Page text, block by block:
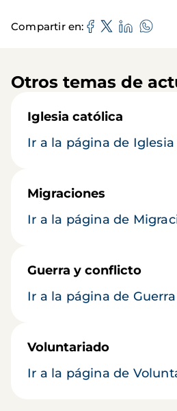
Compartir en
Otros temas de
Iglesia católica
Ir a la página de
Migraciones
Ir a la página de
Guerra y conflicto
Ir a la página de
Voluntariado
Ir a la página de